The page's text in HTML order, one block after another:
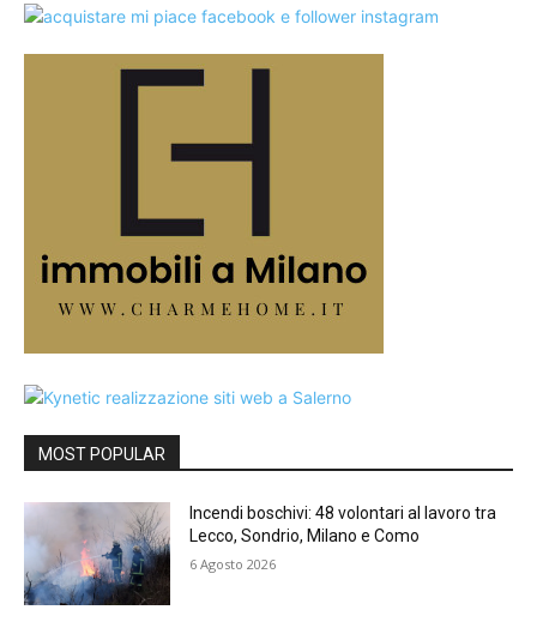
MOST POPULAR
Incendi boschivi: 48 volontari al lavoro tra
Lecco, Sondrio, Milano e Como
6 Agosto 2026